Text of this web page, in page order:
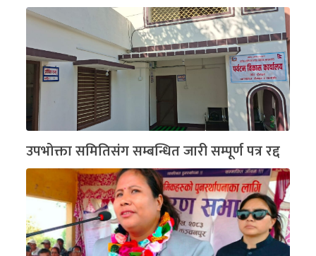
उपभोक्ता समितिसंग सम्बन्धित जारी सम्पूर्ण पत्र रद्द